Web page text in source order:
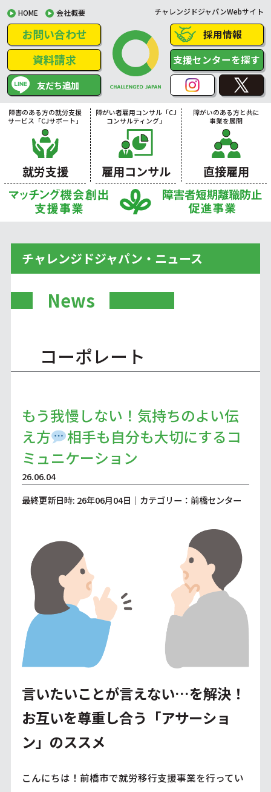
HOME 会社概要 チャレンジドジャパンWebサイト
お問い合わせ
資料請求
友だち追加
採用情報
支援センターを探す
障害のある方の就労支援
サービス「CJサポート」
就労支援
障がい者雇用コンサル「CJ
コンサルティング」
雇用コンサル
障がいのある方と共に
事業を展開
直接雇用
チャレンジドジャパン・ニュース
News
コーポレート
もう我慢しない！気持ちのよい伝
え方
相手も自分も大切にするコ
ミュニケーション
26.06.04
最終更新日時: 26年06月04日｜カテゴリー：前橋センター
言いたいことが言えない…を解決！
お互いを尊重し合う「アサーショ
ン」のススメ
こんにちは！前橋市で就労移行支援事業を行ってい